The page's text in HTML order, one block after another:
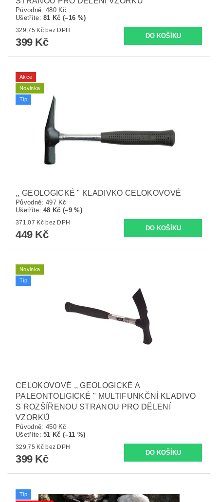
Původně: 480 Kč
Ušetříte:81 Kč (–16 %)
329,75 Kč bez DPH
399 Kč
Akce
Novinka
Tip
,, GEOLOGICKÉ " KLADIVKO CELOKOVOVÉ
Původně: 497 Kč
Ušetříte:48 Kč (–9 %)
371,07 Kč bez DPH
449 Kč
Novinka
Tip
CELOKOVOVÉ ,, GEOLOGICKÉ A
PALEONTOLIGICKÉ " MULTIFUNKČNÍ KLADIVO
S ROZŠÍŘENOU STRANOU PRO DĚLENÍ
VZORKŮ
Původně: 450 Kč
Ušetříte:51 Kč (–11 %)
329,75 Kč bez DPH
399 Kč
Tip